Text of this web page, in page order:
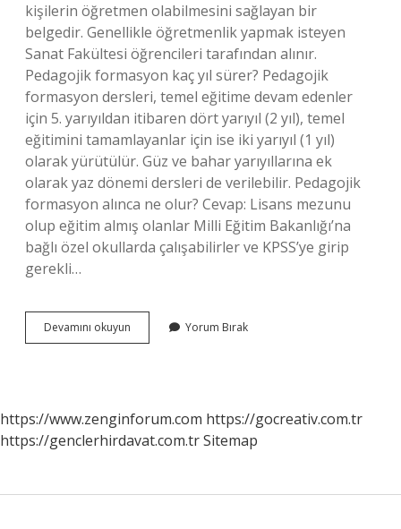
kişilerin öğretmen olabilmesini sağlayan bir
belgedir. Genellikle öğretmenlik yapmak isteyen
Sanat Fakültesi öğrencileri tarafından alınır.
Pedagojik formasyon kaç yıl sürer? Pedagojik
formasyon dersleri, temel eğitime devam edenler
için 5. yarıyıldan itibaren dört yarıyıl (2 yıl), temel
eğitimini tamamlayanlar için ise iki yarıyıl (1 yıl)
olarak yürütülür. Güz ve bahar yarıyıllarına ek
olarak yaz dönemi dersleri de verilebilir. Pedagojik
formasyon alınca ne olur? Cevap: Lisans mezunu
olup eğitim almış olanlar Milli Eğitim Bakanlığı’na
bağlı özel okullarda çalışabilirler ve KPSS’ye girip
gerekli…
Devamını okuyun Pedagojik
Formasyon
Yorum Bırak
https://www.zenginforum.com https://gocreativ.com.tr
https://genclerhirdavat.com.trSitemap